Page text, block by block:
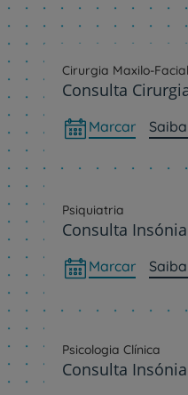
Cirurgia Maxilo-Facial
Consulta
Marcar
Psiquiatria
Consulta Insónia
Marcar
Psicologia Clínica
Consulta Insónia